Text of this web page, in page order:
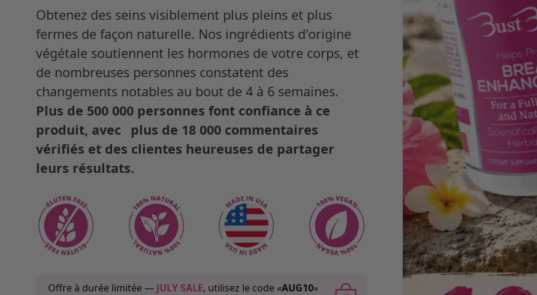
Obtenez des seins visiblement plus pleins et plus
fermes de façon naturelle. Nos ingrédients d'origine
végétale soutiennent les hormones de votre corps, et
de nombreuses personnes constatent des
changements notables au bout de 4 à 6 semaines.
Plus de 500 000 personnes font confiance à ce
produit, avec
plus de 18 000 commentaires
vérifiés et des clientes heureuses de partager
leurs résultats.
Offre à durée limitée — JULY SALE, utilisez le code «AUG10»